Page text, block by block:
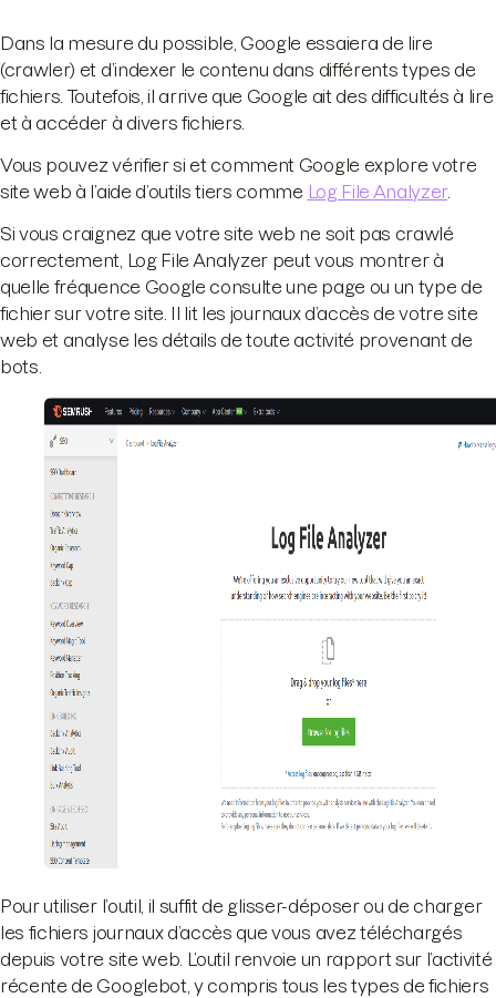
Dans la mesure du possible, Google essaiera de lire
(crawler) et d’indexer le contenu dans différents types de
fichiers. Toutefois, il arrive que Google ait des difficultés à lire
et à accéder à divers fichiers.
Vous pouvez vérifier si et comment Google explore votre
site web à l’aide d’outils tiers comme Log File Analyzer.
Si vous craignez que votre site web ne soit pas crawlé
correctement, Log File Analyzer peut vous montrer à
quelle fréquence Google consulte une page ou un type de
fichier sur votre site. Il lit les journaux d’accès de votre site
web et analyse les détails de toute activité provenant de
bots.
Pour utiliser l’outil, il suffit de glisser-déposer ou de charger
les fichiers journaux d’accès que vous avez téléchargés
depuis votre site web. L’outil renvoie un rapport sur l’activité
récente de Googlebot, y compris tous les types de fichiers